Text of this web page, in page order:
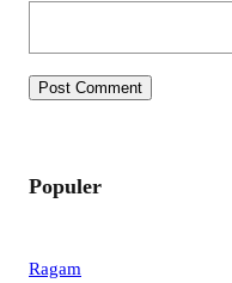
Populer
Ragam